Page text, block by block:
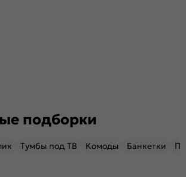
подборки
Тумбы под ТВ Комоды Банкетки